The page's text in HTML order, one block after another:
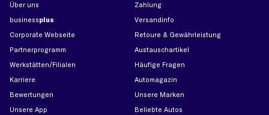
Über uns
businessplus
Corporate Webseite
Partnerprogramm
Werkstätten/Filialen
Karriere
Bewertungen
Unsere App
Zahlung
Versandinfo
Retoure & Gewährleistung
Austauschartikel
Häufige Fragen
Automagazin
Unsere Marken
Beliebte Autos